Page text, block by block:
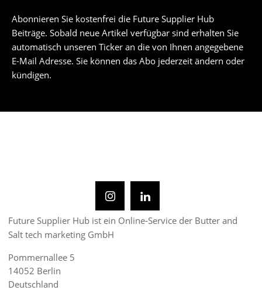
Abonnieren Sie kostenfrei die Future Supplier Hub
Beiträge. Sobald neue Artikel verfügbar sind erhalten Sie
automatisch unseren Ticker an die von Ihnen angegebene
E-Mail Adresse. Sie können das Abo jederzeit ändern oder
kündigen.
Future Supplier Hub ist ein Online-Service der Butter and
Salt tech marketing GmbH
Pommernallee 5
14052 Berlin
Deutschland